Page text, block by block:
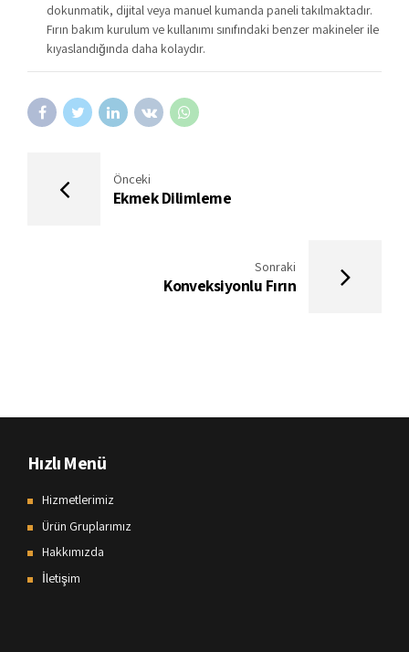
dokunmatik, dijital veya manuel kumanda paneli takılmaktadır.
Fırın bakım kurulum ve kullanımı sınıfındaki benzer makineler ile
kıyaslandığında daha kolaydır.
Önceki
Ekmek Dilimleme
Sonraki
Konveksiyonlu Fırın
Hızlı Menü
Hizmetlerimiz
Ürün Gruplarımız
Hakkımızda
İletişim